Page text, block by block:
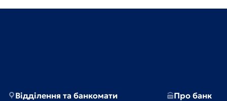
Відділення та банкомати Про банк